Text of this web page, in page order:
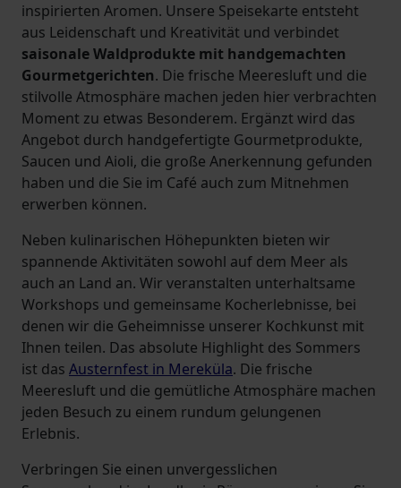
inspirierten Aromen. Unsere Speisekarte entsteht
aus Leidenschaft und Kreativität und verbindet
saisonale Waldprodukte mit handgemachten
Gourmetgerichten. Die frische Meeresluft und die
stilvolle Atmosphäre machen jeden hier verbrachten
Moment zu etwas Besonderem. Ergänzt wird das
Angebot durch handgefertigte Gourmetprodukte,
Saucen und Aioli, die große Anerkennung gefunden
haben und die Sie im Café auch zum Mitnehmen
erwerben können.
Neben kulinarischen Höhepunkten bieten wir
spannende Aktivitäten sowohl auf dem Meer als
auch an Land an. Wir veranstalten unterhaltsame
Workshops und gemeinsame Kocherlebnisse, bei
denen wir die Geheimnisse unserer Kochkunst mit
Ihnen teilen. Das absolute Highlight des Sommers
ist das Austernfest in Mereküla. Die frische
Meeresluft und die gemütliche Atmosphäre machen
jeden Besuch zu einem rundum gelungenen
Erlebnis.
Verbringen Sie einen unvergesslichen